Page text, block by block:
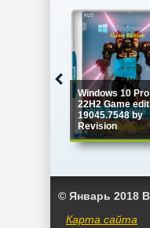
Windows 10 Pro
22H2 Game
19045.7548 by
Revision
© Январь 2018
Карта сайта